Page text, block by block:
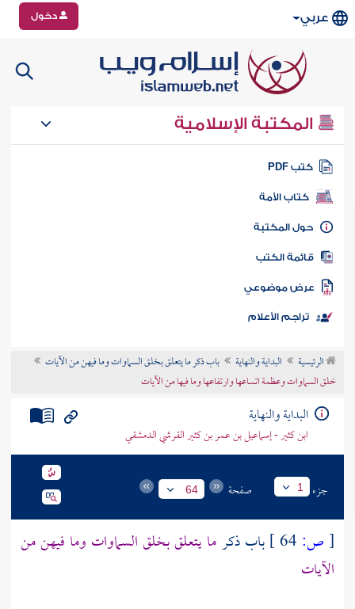
عربي دخول
المكتبة الإسلامية
كتب PDF
كتاب الأمة
المكتبة
الكتب
موضوعي
تراجم الأعلام
الرئيسية البداية والنهاية
باب ذكر ما يتعلق بخلق السماوات وما فيهن من الآيات
خلق السماوات وعظمة اتساعها وارتفاعها وما فيها من الآيات
البداية والنهاية
ابن كثير - إسماعيل بن عمر بن كثير القرشي الدمشقي
جزء 1 صفحة 64
[ص: باب ذكرما يتعلق بخلق السماوات وما فيهن من
الآيات